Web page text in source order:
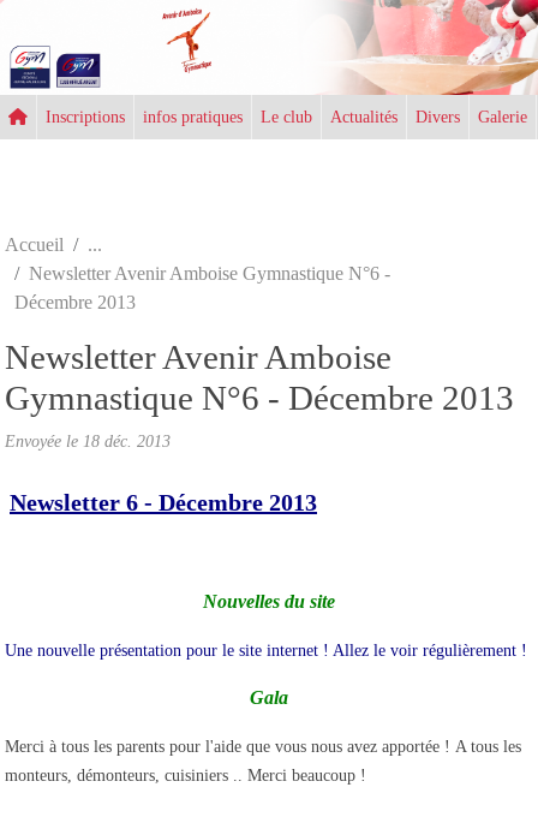
Inscriptions infos pratiques Le club Actualités Divers Galerie
Accueil
Newsletter Avenir Amboise Gymnastique N°6 -
Décembre 2013
Newsletter Avenir Amboise
Gymnastique N°6 - Décembre 2013
Envoyée le 18 déc. 2013
Newsletter 6 - Décembre 2013
Nouvelles du site
Une nouvelle présentation pour le site internet ! Allez le voir régulièrement !
Gala
Merci à tous les parents pour l'aide que vous nous avez apportée ! A tous les
monteurs, démonteurs, cuisiniers .. Merci beaucoup !
Panneau de gestion des cookies